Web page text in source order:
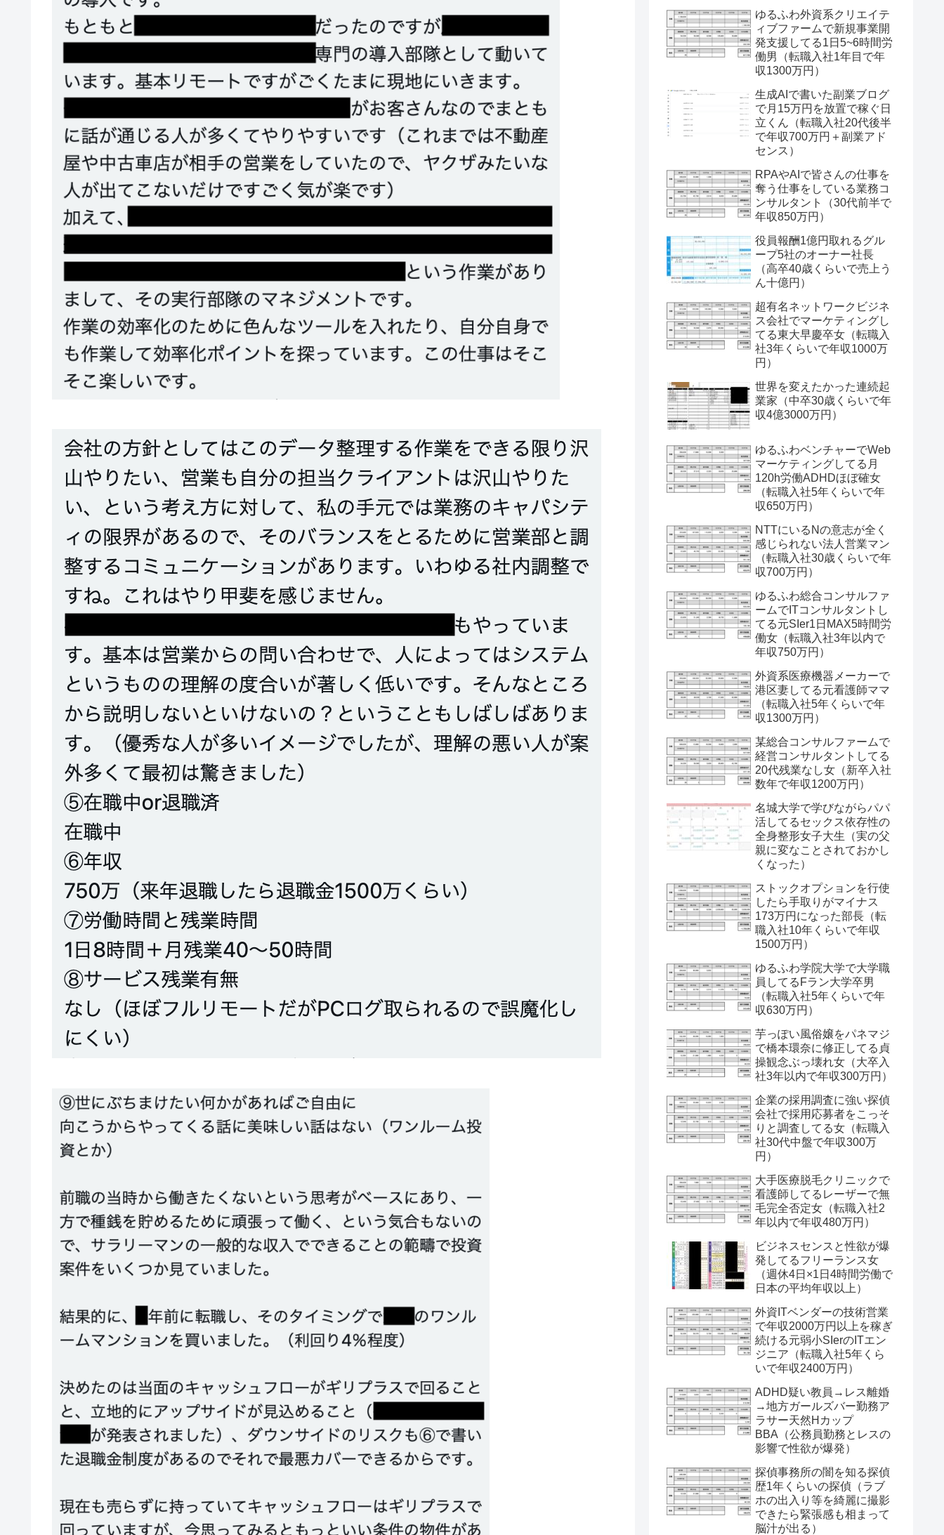
ゆるふわ外資系クリエイテ
ィブファームで新規事業開
発支援してる1日5~6時間労
働男（転職入社1年目で年
収1300万円）
生成AIで書いた副業ブログ
で月15万円を放置で稼ぐ日
立くん（転職入社20代後半
で年収700万円＋副業アド
センス）
RPAやAIで皆さんの仕事を
奪う仕事をしている業務コ
ンサルタント（30代前半で
年収850万円）
役員報酬1億円取れるグル
ープ5社のオーナー社長
（高卒40歳くらいで売上う
ん十億円）
超有名ネットワークビジネ
ス会社でマーケティングし
てる東大早慶卒女（転職入
社3年くらいで年収1000万
円）
世界を変えたかった連続起
業家（中卒30歳くらいで年
収4億3000万円）
ゆるふわベンチャーでWeb
マーケティングしてる月
120h労働ADHDほぼ確女
（転職入社5年くらいで年
収650万円）
NTTにいるNの意志が全く
感じられない法人営業マン
（転職入社30歳くらいで年
収700万円）
ゆるふわ総合コンサルファ
ームでITコンサルタントし
てる元SIer1日MAX5時間労
働女（転職入社3年以内で
年収750万円）
外資系医療機器メーカーで
港区妻してる元看護師ママ
（転職入社5年くらいで年
収1300万円）
某総合コンサルファームで
経営コンサルタントしてる
20代残業なし女（新卒入社
数年で年収1200万円）
名城大学で学びながらパパ
活してるセックス依存性の
全身整形女子大生（実の父
親に変なことされておかし
くなった）
ストックオプションを行使
したら手取りがマイナス
173万円になった部長（転
職入社10年くらいで年収
1500万円）
ゆるふわ学院大学で大学職
員してるFラン大学卒男
（転職入社5年くらいで年
収630万円）
芋っぽい風俗嬢をパネマジ
で橋本環奈に修正してる貞
操観念ぶっ壊れ女（大卒入
社3年以内で年収300万円）
企業の採用調査に強い探偵
会社で採用応募者をこっそ
りと調査してる女（転職入
社30代中盤で年収300万
円）
大手医療脱毛クリニックで
看護師してるレーザーで無
毛完全否定女（転職入社2
年以内で年収480万円）
ビジネスセンスと性欲が爆
発してるフリーランス女
（週休4日×1日4時間労働で
日本の平均年収以上）
外資ITベンダーの技術営業
で年収2000万円以上を稼ぎ
続ける元弱小SIerのITエン
ジニア（転職入社5年くら
いで年収2400万円）
ADHD疑い教員→レス離婚
→地方ガールズバー勤務ア
ラサー天然Hカップ
BBA（公務員勤務とレスの
影響で性欲が爆発）
探偵事務所の闇を知る探偵
歴1年くらいの探偵（ラブ
ホの出入り等を綺麗に撮影
できたら緊張感も相まって
脳汁が出る）